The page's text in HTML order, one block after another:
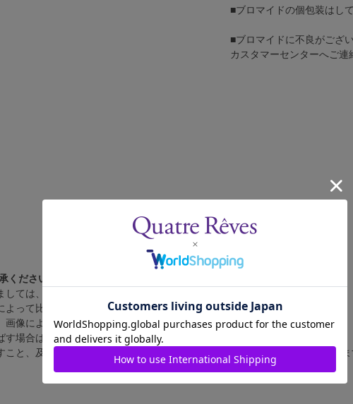
ください。
ては、4辺に白フチが入ります。
って比率の都合上、（1）～（3）の何れかのサイズになります。
像によって比率が異なりますが、上記のサイズに統一しております。
場合は、白フチ無しの写真となります。
と、及び舞台写真をスチール写真のサイズに縮小することは、いたしかね
■ブロマイドの個包装はし
■ブロマイドに不良がござ
カスタマーセンターへご連